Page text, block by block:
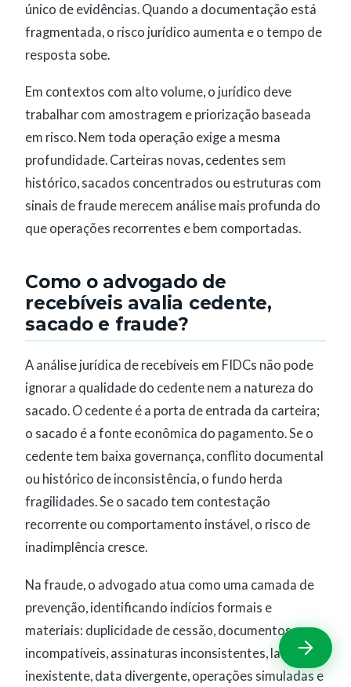
único de evidências. Quando a documentação está
fragmentada, o risco jurídico aumenta e o tempo de
resposta sobe.
Em contextos com alto volume, o jurídico deve
trabalhar com amostragem e priorização baseada
em risco. Nem toda operação exige a mesma
profundidade. Carteiras novas, cedentes sem
histórico, sacados concentrados ou estruturas com
sinais de fraude merecem análise mais profunda do
que operações recorrentes e bem comportadas.
Como o advogado de
recebíveis avalia cedente,
sacado e fraude?
A análise jurídica de recebíveis em FIDCs não pode
ignorar a qualidade do cedente nem a natureza do
sacado. O cedente é a porta de entrada da carteira;
o sacado é a fonte econômica do pagamento. Se o
cedente tem baixa governança, conflito documental
ou histórico de inconsistência, o fundo herda
fragilidades. Se o sacado tem contestação
recorrente ou comportamento instável, o risco de
inadimplência cresce.
Na fraude, o advogado atua como uma camada de
prevenção, identificando indícios formais e
materiais: duplicidade de cessão, documentos
incompatíveis, assinaturas inconsistentes, lastro
inexistente, data divergente, operações simuladas e